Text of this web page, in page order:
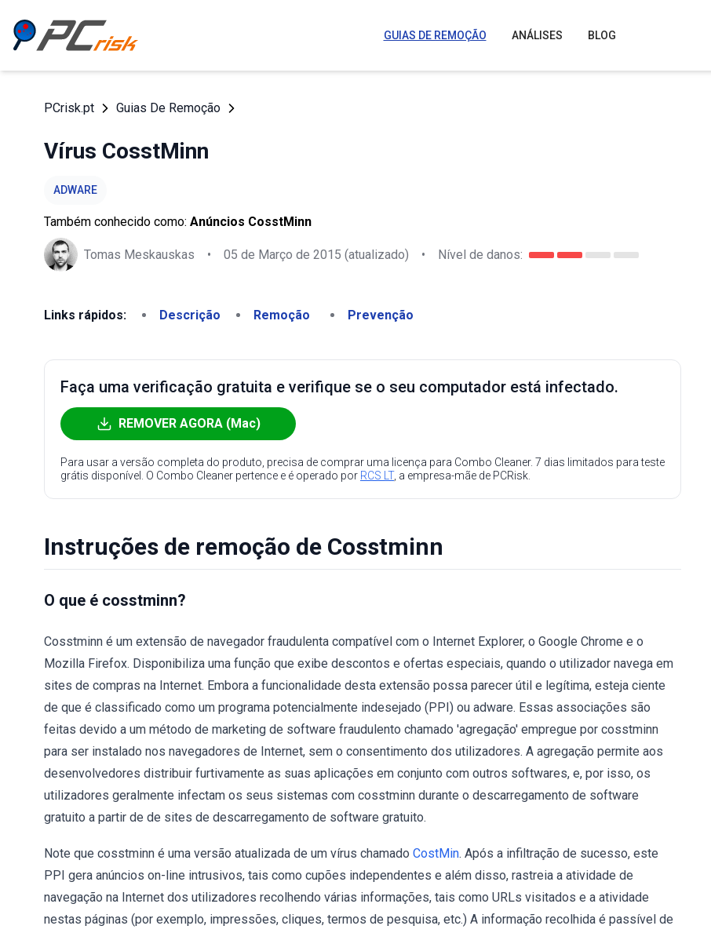
GUIAS DE REMOÇÃO ANÁLISES BLOG
PCrisk.pt Guias De Remoção
Vírus CosstMinn
ADWARE
Também conhecido como: Anúncios CosstMinn
Tomas Meskauskas • 05 de Março de 2015 (atualizado) • Nível de danos:
Links rápidos: Descrição Remoção Prevenção
Faça uma verificação gratuita e verifique se o seu computador está infectado.
REMOVER AGORA (Mac)
Para usar a versão completa do produto, precisa de comprar uma licença para Combo Cleaner. 7 dias limitados para teste
grátis disponível. O Combo Cleaner pertence e é operado por RCS LT, a empresa-mãe de PCRisk.
Instruções de remoção de Cosstminn
O que é cosstminn?
Cosstminn é um extensão de navegador fraudulenta compatível com o Internet Explorer, o Google Chrome e o
Mozilla Firefox. Disponibiliza uma função que exibe descontos e ofertas especiais, quando o utilizador navega em
sites de compras na Internet. Embora a funcionalidade desta extensão possa parecer útil e legítima, esteja ciente
de que é classificado como um programa potencialmente indesejado (PPI) ou adware. Essas associações são
feitas devido a um método de marketing de software fraudulento chamado 'agregação' empregue por cosstminn
para ser instalado nos navegadores de Internet, sem o consentimento dos utilizadores. A agregação permite aos
desenvolvedores distribuir furtivamente as suas aplicações em conjunto com outros softwares, e, por isso, os
utilizadores geralmente infectam os seus sistemas com cosstminn durante o descarregamento de software
gratuito a partir de de sites de descarregamento de software gratuito.
Note que cosstminn é uma versão atualizada de um vírus chamado CostMin. Após a infiltração de sucesso, este
PPI gera anúncios on-line intrusivos, tais como cupões independentes e além disso, rastreia a atividade de
navegação na Internet dos utilizadores recolhendo várias informações, tais como URLs visitados e a atividade
nestas páginas (por exemplo, impressões, cliques, termos de pesquisa, etc.) A informação recolhida é passível de